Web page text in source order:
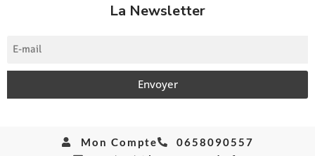
La Newsletter
Envoyer
Mon Compte
0658090557